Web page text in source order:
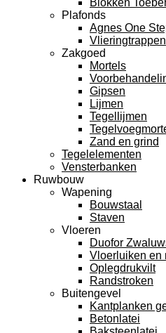
Blokken
Plafonds
Agnes One
Vlieringtrappen
Zakgoed
Mortels
Gipsen
Lijmen
Tegellijmen
Zand en grind
Tegelelementen
Vensterbanken
Ruwbouw
Wapening
Bouwstaal
Staven
Vloeren
Duofor
Vloerluiken en
Oplegdrukvilt
Randstroken
Buitengevel
Kantplanken
Betonlatei